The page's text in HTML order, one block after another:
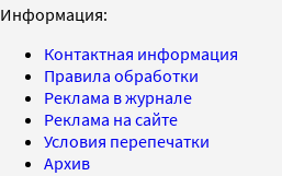
Информация:
Контактная информация
Правила обработки
Реклама в журнале
Реклама на сайте
Условия перепечатки
Архив